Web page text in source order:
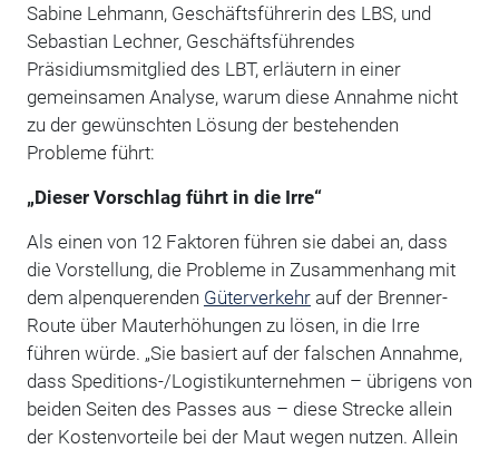
Sabine Lehmann, Geschäftsführerin des LBS, und
Sebastian Lechner, Geschäftsführendes
Präsidiumsmitglied des LBT, erläutern in einer
gemeinsamen Analyse, warum diese Annahme nicht
zu der gewünschten Lösung der bestehenden
Probleme führt:
„Dieser Vorschlag führt in die Irre“
Als einen von 12 Faktoren führen sie dabei an, dass
die Vorstellung, die Probleme in Zusammenhang mit
dem alpenquerenden Güterverkehrauf der Brenner-
Route über Mauterhöhungen zu lösen, in die Irre
führen würde. „Sie basiert auf der falschen Annahme,
dass Speditions-/Logistikunternehmen – übrigens von
beiden Seiten des Passes aus – diese Strecke allein
der Kostenvorteile bei der Maut wegen nutzen. Allein